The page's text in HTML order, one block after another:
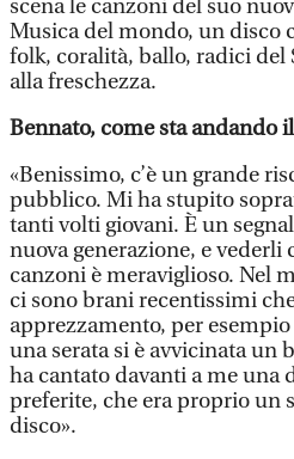
scena le canzoni del suo
Musica del mondo, un disco
folk, coralità, ballo, radici del
alla freschezza.
Bennato, come sta andando
«Benissimo, c’è un grande
pubblico. Mi ha stupito
tanti volti giovani. È un
nuova generazione, e vederli
canzoni è meraviglioso. Nel
ci sono brani recentissimi
apprezzamento, per
una serata si è avvicinata un
ha cantato davanti a me una
preferite, che era proprio un
disco».